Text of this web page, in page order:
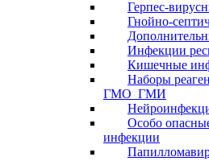
Герпес-
Гнойно-
Инфекции
Кишечные
Наборы
ГМО_ГМИ
Особо
инфекции